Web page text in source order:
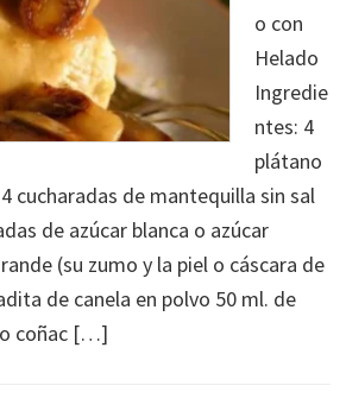
o con
Helado
Ingredie
ntes: 4
plátano
cucharadas de mantequilla sin sal
de azúcar blanca o azúcar
(su zumo y la piel o cáscara de
de canela en polvo 50 ml. de
coñac […]